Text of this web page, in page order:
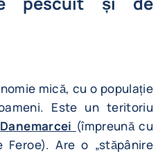
mică, cu o populație
Este un teritoriu
Danemarcei (împreună cu
Feroe). Are o „stăpânire